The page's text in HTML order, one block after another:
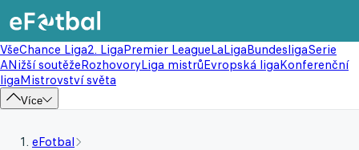
VšeChance Liga2. LigaPremier LeagueLaLigaBundesligaSerie
ANižší soutěžeRozhovoryLiga mistrůEvropská ligaKonferenční
ligaMistrovství světa
Více
eFotbal